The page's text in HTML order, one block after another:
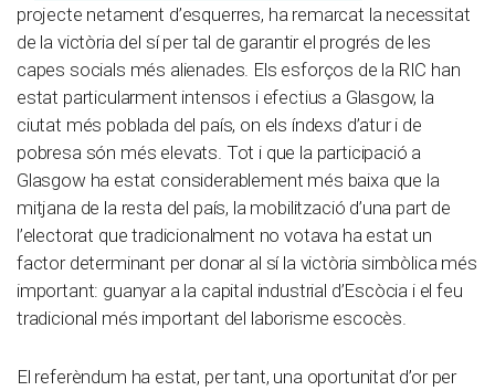
projecte netament d’esquerres, ha remarcat la necessitat
de la victòria del sí per tal de garantir el progrés de les
capes socials més alienades. Els esforços de la RIC han
estat particularment intensos i efectius a Glasgow, la
ciutat més poblada del país, on els índexs d’atur i de
pobresa són més elevats. Tot i que la participació a
Glasgow ha estat considerablement més baixa que la
mitjana de la resta del país, la mobilització d’una part de
l’electorat que tradicionalment no votava ha estat un
factor determinant per donar al sí la victòria simbòlica més
important: guanyar a la capital industrial d’Escòcia i el feu
tradicional més important del laborisme escocès.
El referèndum ha estat, per tant, una oportunitat d’or per